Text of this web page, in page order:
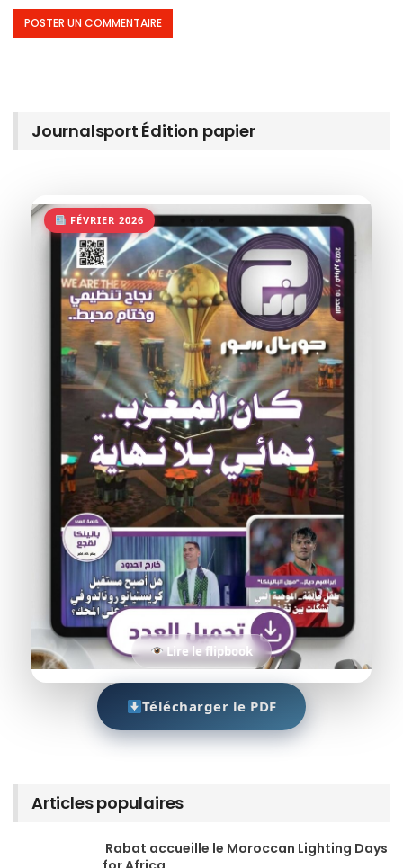
Journalsport Édition papier
FÉVRIER 2026
Lire le flipbook
Télécharger le PDF
Articles populaires
Rabat accueille le Moroccan Lighting Days